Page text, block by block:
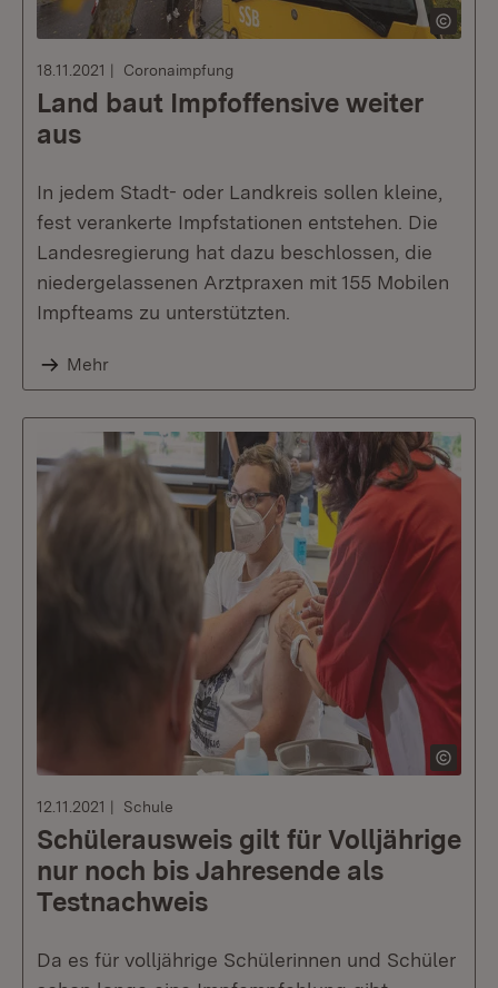
18.11.2021 Coronaimpfung
Land baut Impfoffensive weiter
aus
In jedem Stadt- oder Landkreis sollen kleine,
fest verankerte Impfstationen entstehen. Die
Landesregierung hat dazu beschlossen, die
niedergelassenen Arztpraxen mit 155 Mobilen
Impfteams zu unterstützten.
Mehr
12.11.2021 Schule
Schülerausweis gilt für Volljährige
nur noch bis Jahresende als
Testnachweis
Da es für volljährige Schülerinnen und Schüler